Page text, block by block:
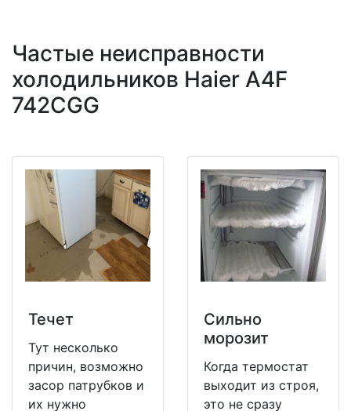
Частые неисправности
холодильников Haier A4F
742CGG
Течет
Тут несколько
причин, возможно
засор патрубков и
их нужно
Сильно
морозит
Когда термостат
выходит из строя,
это не сразу